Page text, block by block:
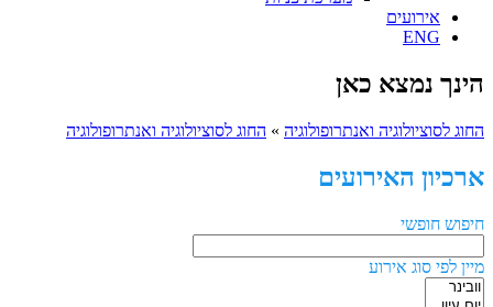
אירועים
ENG
הינך נמצא כאן
החוג לסוציולוגיה ואנתרופולוגיה » החוג לסוציולוגיה ואנתרופולוגיה
ארכיון האירועים
חיפוש חופשי
מיין לפי סוג אירוע